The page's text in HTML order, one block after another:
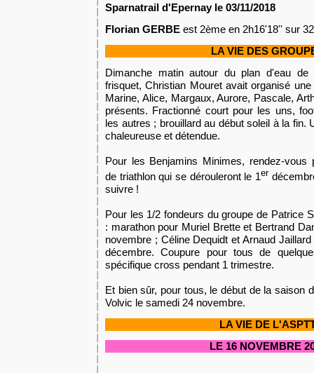
Sparnatrail d'Epernay le 03/11/2018
Florian GERBE est 2ème en 2h16'18'' sur
LA VIE DES
Dimanche matin autour du plan d'eau
frisquet, Christian Mouret avait organisé
Marine, Alice, Margaux, Aurore, Pascale,
présents. Fractionné court pour les uns,
les autres ; brouillard au début soleil à la fin.
chaleureuse et détendue.
Pour les Benjamins Minimes, rendez-vous
de triathlon qui se dérouleront le 1er
suivre !
Pour les 1/2 fondeurs du groupe de Patrice
: marathon pour Muriel Brette et Bertrand
novembre ; Céline Dequidt et Arnaud
décembre. Coupure pour tous de
spécifique cross pendant 1 trimestre.
Et bien sûr, pour tous, le début de la saison
Volvic le samedi 24 novembre.
LA VIE DE
LE 16 NOVEMBRE